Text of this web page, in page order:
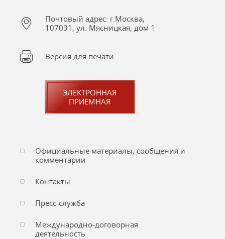
Почтовый адрес: г.Москва,
107031, ул. Мясницкая, дом 1
Версия для печати
ЭЛЕКТРОННАЯ
ПРИЕМНАЯ
Официальные материалы, сообщения и
комментарии
Контакты
Пресс-служба
Международно-договорная
деятельность